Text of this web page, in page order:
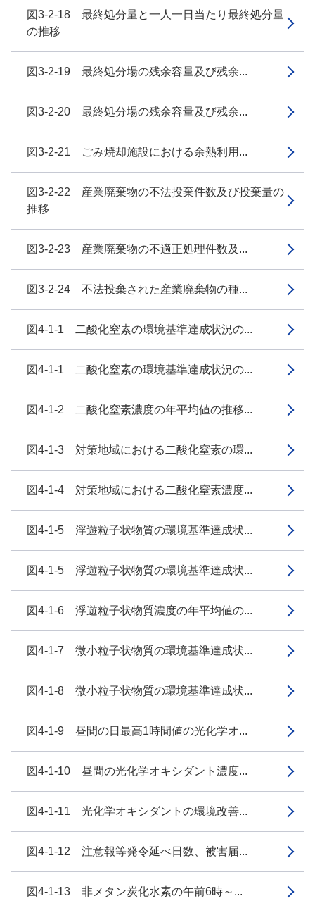
図3-2-18 最終処分量と一人一日当たり最終処分量
の推移
図3-2-19 最終処分場の残余容量及び残余...
図3-2-20 最終処分場の残余容量及び残余...
図3-2-21 ごみ焼却施設における余熱利用...
図3-2-22 産業廃棄物の不法投棄件数及び投棄量の
推移
図3-2-23 産業廃棄物の不適正処理件数及...
図3-2-24 不法投棄された産業廃棄物の種...
図4-1-1 二酸化窒素の環境基準達成状況の...
図4-1-1 二酸化窒素の環境基準達成状況の...
図4-1-2 二酸化窒素濃度の年平均値の推移...
図4-1-3 対策地域における二酸化窒素の環...
図4-1-4 対策地域における二酸化窒素濃度...
図4-1-5 浮遊粒子状物質の環境基準達成状...
図4-1-5 浮遊粒子状物質の環境基準達成状...
図4-1-6 浮遊粒子状物質濃度の年平均値の...
図4-1-7 微小粒子状物質の環境基準達成状...
図4-1-8 微小粒子状物質の環境基準達成状...
図4-1-9 昼間の日最高1時間値の光化学オ...
図4-1-10 昼間の光化学オキシダント濃度...
図4-1-11 光化学オキシダントの環境改善...
図4-1-12 注意報等発令延べ日数、被害届...
図4-1-13 非メタン炭化水素の午前6時～...